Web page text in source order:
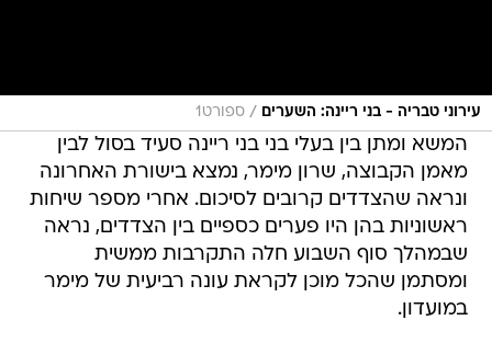
עירוני טבריה - בני ריינה: השערים / ספורט1
המשא ומתן בין בעלי בני בני ריינה סעיד בסול לבין
מאמן הקבוצה, שרון מימר, נמצא בישורת האחרונה
ונראה שהצדדים קרובים לסיכום. אחרי מספר שיחות
ראשוניות בהן היו פערים כספיים בין הצדדים, נראה
שבמהלך סוף השבוע חלה התקרבות ממשית
ומסתמן שהכל מוכן לקראת עונה רביעית של מימר
במועדון.